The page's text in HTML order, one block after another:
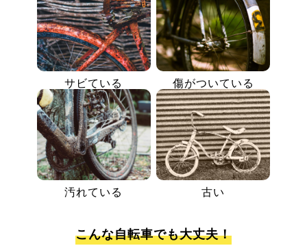
サビている 傷がついている
汚れている 古い
こんな自転車でも大丈夫！